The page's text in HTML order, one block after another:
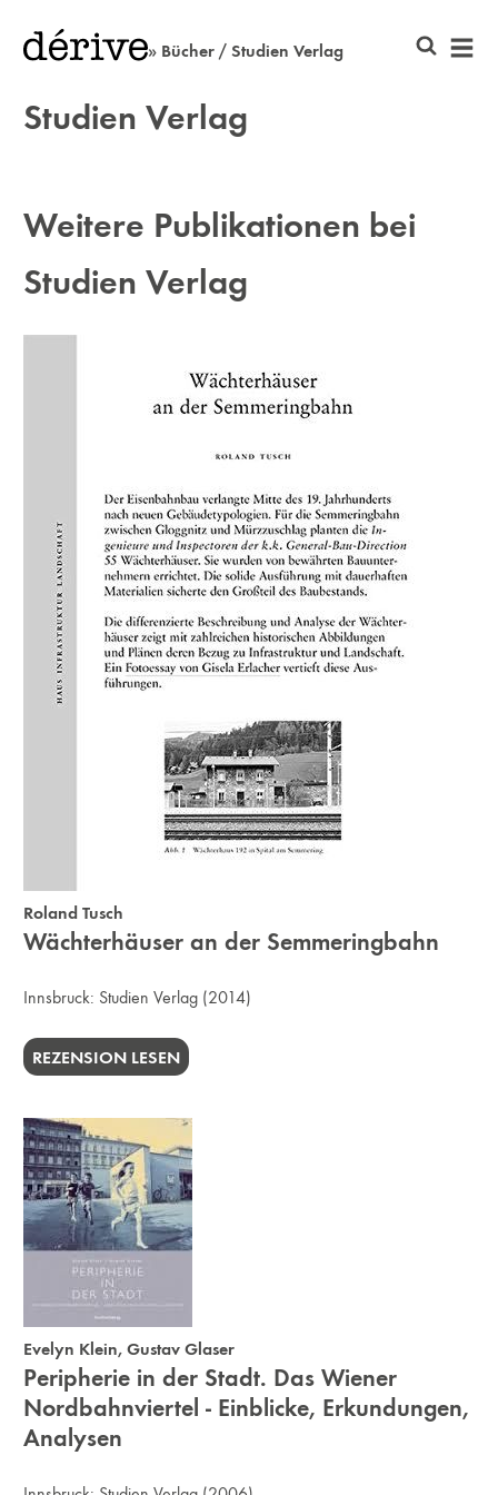
» Bücher / Studien Verlag
Studien Verlag
Weitere Publikationen bei
Studien Verlag
Roland Tusch
Wächterhäuser an der Semmeringbahn
Innsbruck: Studien Verlag (2014)
REZENSION LESEN
Evelyn Klein,Gustav Glaser
Peripherie in der Stadt. Das Wiener
Nordbahnviertel - Einblicke, Erkundungen,
Analysen